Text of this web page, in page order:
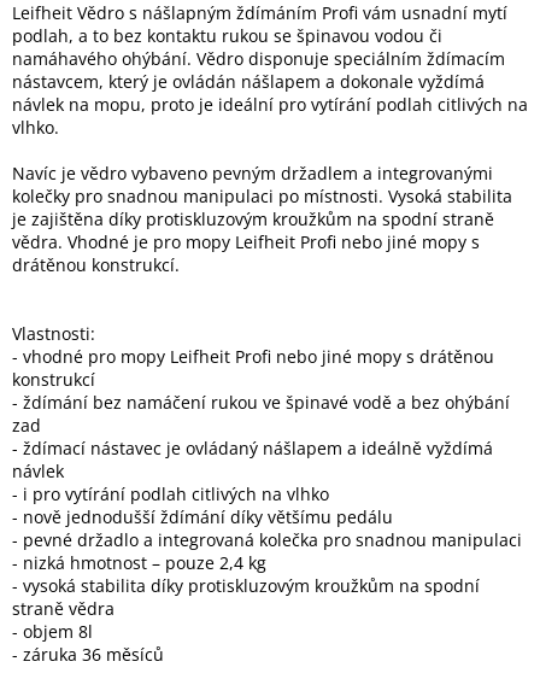
Elektronika
Domácnost
Black
Friday
VÝPRODEJ
Akční
zboží
TONERY
A
CARTRIDGE
OEM
Sestavy
počítačů
Inpraise
Kamerové
systémy
MILESIGHT
Doprodej
Leifheit Vědro s nášlapným ždímáním Profi vám usnadní mytí
podlah, a to bez kontaktu rukou se špinavou vodou či
namáhavého ohýbání. Vědro disponuje speciálním ždímacím
nástavcem, který je ovládán nášlapem a dokonale vyždímá
návlek na mopu, proto je ideální pro vytírání podlah citlivých na
vlhko.
Navíc je vědro vybaveno pevným držadlem a integrovanými
kolečky pro snadnou manipulaci po místnosti. Vysoká stabilita
je zajištěna díky protiskluzovým kroužkům na spodní straně
vědra. Vhodné je pro mopy Leifheit Profi nebo jiné mopy s
drátěnou konstrukcí.
Vlastnosti:
- vhodné pro mopy Leifheit Profi nebo jiné mopy s drátěnou
konstrukcí
- ždímání bez namáčení rukou ve špinavé vodě a bez ohýbání
zad
- ždímací nástavec je ovládaný nášlapem a ideálně vyždímá
návlek
- i pro vytírání podlah citlivých na vlhko
- nově jednodušší ždímání díky většímu pedálu
- pevné držadlo a integrovaná kolečka pro snadnou manipulaci
- nizká hmotnost – pouze 2,4 kg
- vysoká stabilita díky protiskluzovým kroužkům na spodní
straně vědra
- objem 8l
- záruka 36 měsíců